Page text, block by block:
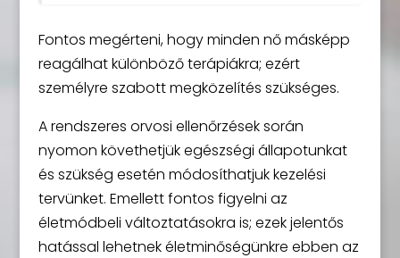
Fontos megérteni, hogy minden nő másképp
reagálhat különböző terápiákra; ezért
személyre szabott megközelítés szükséges.
A rendszeres orvosi ellenőrzések során
nyomon követhetjük egészségi állapotunkat
és szükség esetén módosíthatjuk kezelési
tervünket. Emellett fontos figyelni az
életmódbeli változtatásokra is; ezek jelentős
hatással lehetnek életminőségünkre ebben az